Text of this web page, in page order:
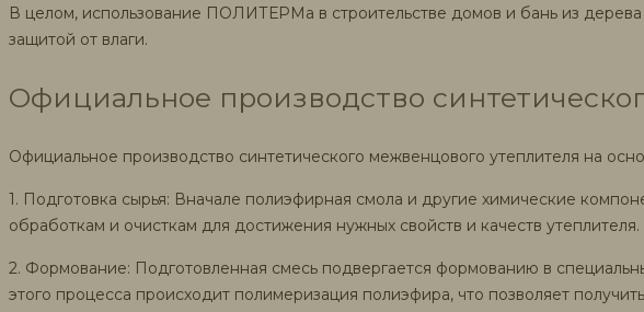
В целом, использование ПОЛИТЕРМа в строительстве домов и бань из
защитой от влаги.
Официальное производство
Официальное производство синтетического межвенцового утеплителя на
1. Подготовка сырья: Вначале полиэфирная смола и другие химические
обработкам и очисткам для достижения нужных свойств и качеств утеплителя.
2. Формование: Подготовленная смесь подвергается формованию в
этого процесса происходит полимеризация полиэфира, что позволяет